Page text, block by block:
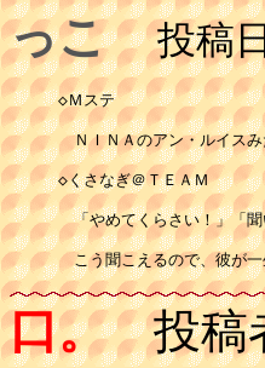
っこ 投稿日
◇Ｍステ
ＮＩＮＡのアン・ルイスみ
◇くさなぎ＠ＴＥＡＭ
「やめてくらさい！」「聞
口。投稿